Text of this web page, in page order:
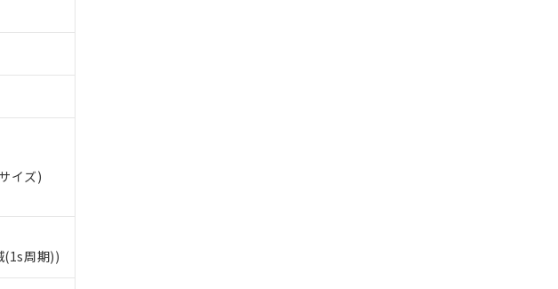
イズ)
(1s周期))
が提供可能な商品です。
切り替える予定のある商品です。
品で、対応品を出す予定はありません。
調査中または確認中の商品です。
い商品です。